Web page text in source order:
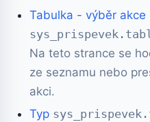
Tabulka - výběr akce
Na teto strance se
ze seznamu nebo
akci.
Typ